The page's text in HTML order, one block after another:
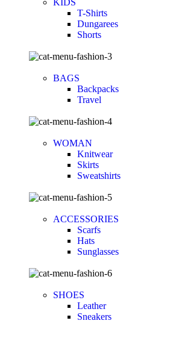
KIDS
T-Shirts
Dungarees
Shorts
BAGS
Backpacks
Travel
WOMAN
Knitwear
Skirts
Sweatshirts
ACCESSORIES
Scarfs
Hats
Sunglasses
SHOES
Leather
Sneakers